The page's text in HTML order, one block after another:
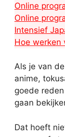
Online
Online
Intensief
Hoe werken
Als je van
anime,
goede
gaan
Dat hoeft